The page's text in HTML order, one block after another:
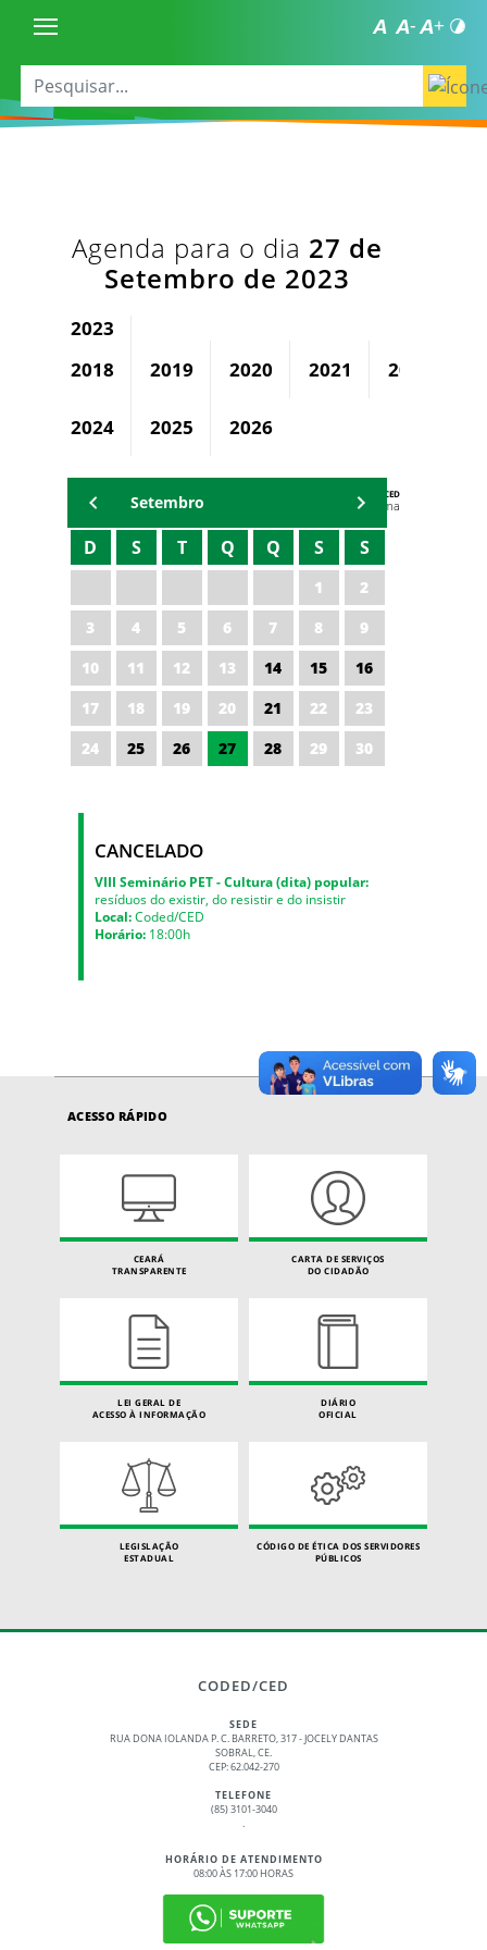
Agenda para o dia 27 de
Setembro de 2023
2023
2018
2019 2020 2021 2022
2024 2025 2026
AGENDA DA CODED/CED
Vagna Lima
Setembro
D S T Q Q S S
1
2
3
4 5 6 7 8
9
10
11 12 13 14 15
16
17
18 19 20 21 22
23
24
25 26 27 28 29 30
CANCELADO
VIII Seminário PET - Cultura (dita) popular:
resíduos do existir, do resistir e do insistir
Local:Coded/CED
Horário: 18:00h
ACESSO RÁPIDO
CEARÁ
TRANSPARENTE
CARTA DE SERVIÇOS
DO CIDADÃO
LEI GERAL DE
ACESSO À INFORMAÇÃO
DIÁRIO
OFICIAL
LEGISLAÇÃO
ESTADUAL
CÓDIGO DE ÉTICA DOS SERVIDORES
PÚBLICOS
CODED/CED
SEDE
RUA DONA IOLANDA P. C. BARRETO, 317 - JOCELY DANTAS
SOBRAL, CE.
CEP: 62.042-270
TELEFONE
(85) 3101-3040
.
HORÁRIO DE ATENDIMENTO
08:00 ÀS 17:00 HORAS